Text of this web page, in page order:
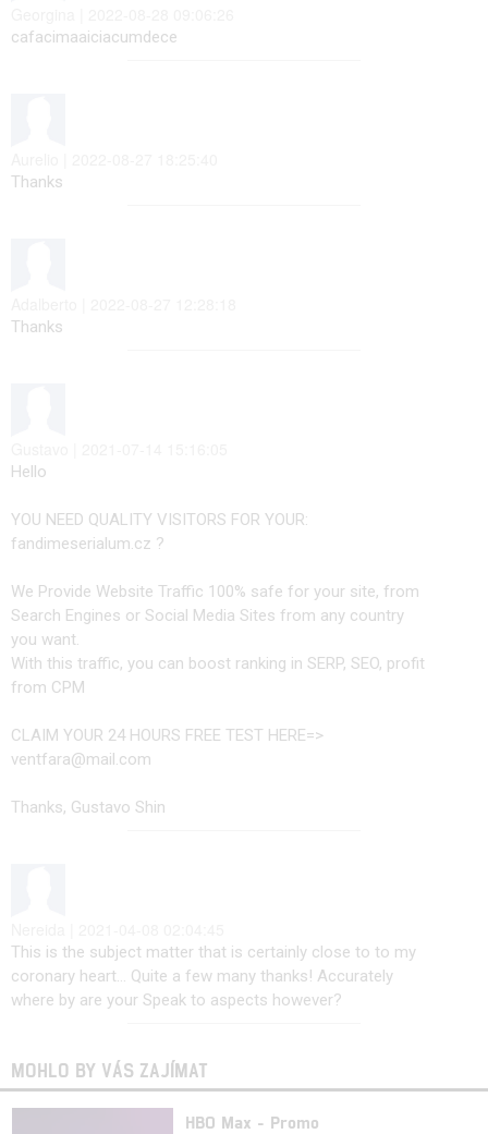
cafacimaaiciacumdece
Thanks
Thanks
Hello
YOU NEED QUALITY VISITORS FOR YOUR:
fandimeserialum.cz ?
We Provide Website Traffic 100% safe for your site, from
Search Engines or Social Media Sites from any country
you want.
With this traffic, you can boost ranking in SERP, SEO, profit
from CPM
CLAIM YOUR 24 HOURS FREE TEST HERE=>
ventfara@mail.com
Thanks, Gustavo Shin
This is the subject matter that is certainly close to to my
coronary heart… Quite a few many thanks! Accurately
where by are your Speak to aspects however?
MOHLO BY VÁS ZAJÍMAT
HBO Max - Promo